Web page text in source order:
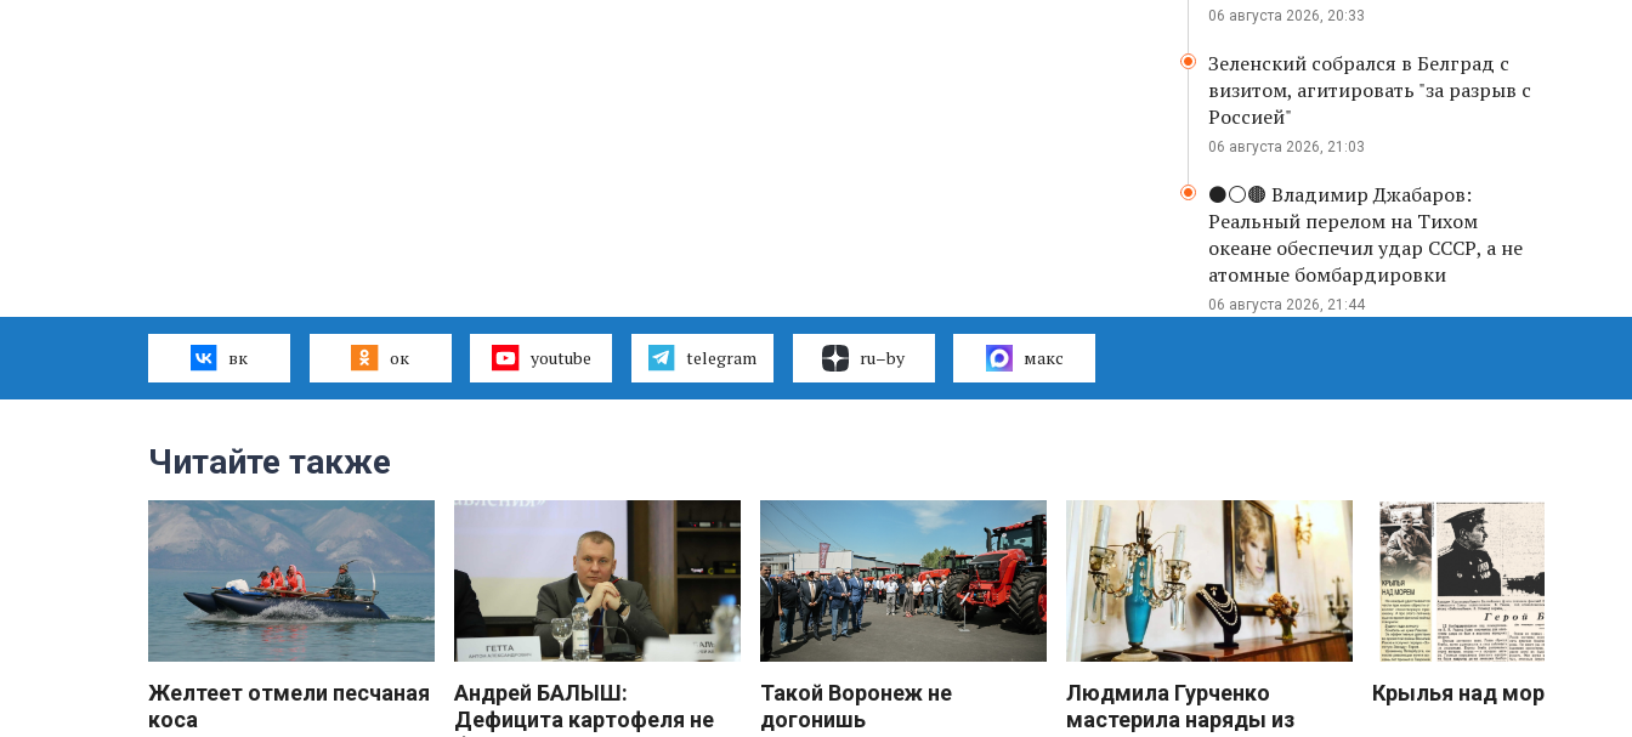
06 августа 2026, 20:33
Зеленский собрался в Белград с
визитом, агитировать "за разрыв с
Россией"
06 августа 2026, 21:03
⚫️⚪️🟤 Владимир Джабаров:
Реальный перелом на Тихом
океане обеспечил удар СССР, а не
атомные бомбардировки
06 августа 2026, 21:44
вк ок youtube telegram ru–by макс
Читайте также
Желтеет отмели песчаная
коса
Андрей БАЛЫШ:
Дефицита картофеля не
Такой Воронеж не
догонишь
Людмила Гурченко
мастерила наряды из
Крылья над морем